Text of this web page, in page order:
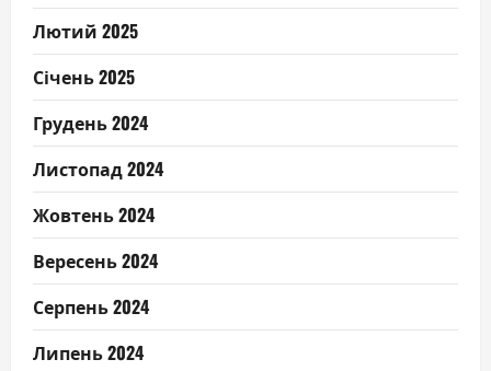
Лютий 2025
Січень 2025
Грудень 2024
Листопад 2024
Жовтень 2024
Вересень 2024
Серпень 2024
Липень 2024